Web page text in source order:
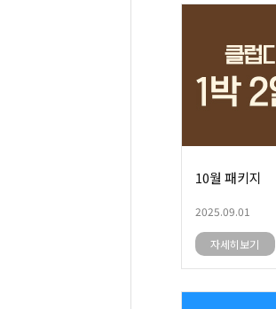
10월 패키지
2025.09.01
자세히보기